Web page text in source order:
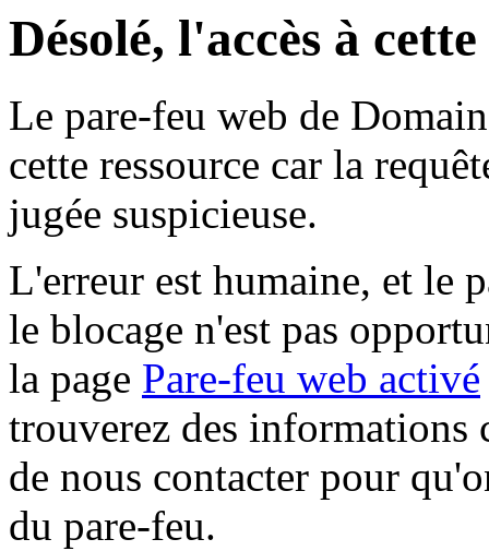
Désolé, l'accès à
Le pare-feu web de
cette ressource car la
jugée suspicieuse.
L'erreur est humaine, et le
le blocage n'est pas
la page Pare-feu web activé
trouverez des informations
de nous contacter pour
du pare-feu.